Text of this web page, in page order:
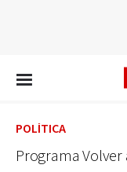
POLÍTICA
Programa Volver